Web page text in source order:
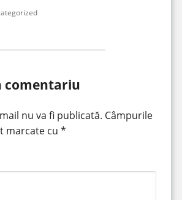
comentariu
nu va fi publicată. Câmpurile
marcate cu *